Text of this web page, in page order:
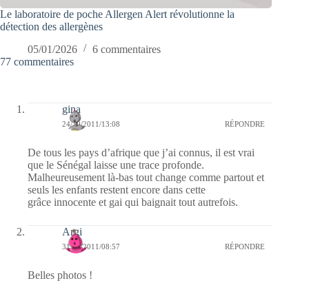
Le laboratoire de poche Allergen Alert révolutionne la
détection des allergènes
05/01/2026
6 commentaires
77 commentaires
gina
24/10/2011/13:08 RÉPONDRE
De tous les pays d’afrique que j’ai connus, il est vrai
que le Sénégal laisse une trace profonde.
Malheureusement là-bas tout change comme partout et
seuls les enfants restent encore dans cette
grâce innocente et gai qui baignait tout autrefois.
Argi
31/01/2011/08:57 RÉPONDRE
Belles photos !